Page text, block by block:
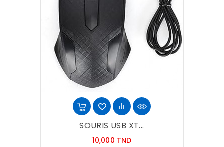
SOURIS USB XT...
10,000 TNDPrix